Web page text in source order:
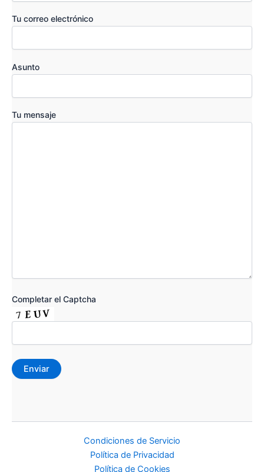
Tu correo electrónico
Asunto
Tu mensaje
Completar el Captcha
Condiciones de Servicio
Política de Privacidad
Política de Cookies